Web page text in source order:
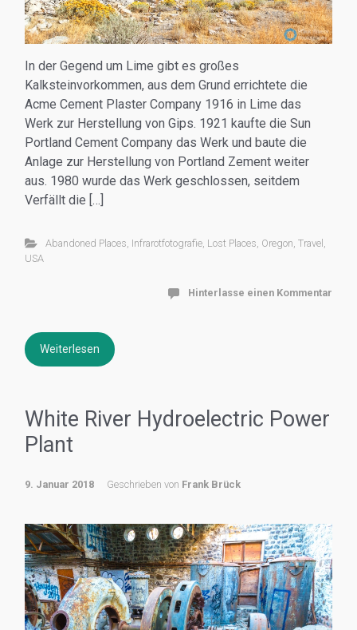
In der Gegend um Lime gibt es großes
Kalksteinvorkommen, aus dem Grund errichtete die
Acme Cement Plaster Company 1916 in Lime das
Werk zur Herstellung von Gips. 1921 kaufte die Sun
Portland Cement Company das Werk und baute die
Anlage zur Herstellung von Portland Zement weiter
aus. 1980 wurde das Werk geschlossen, seitdem
Verfällt die […]
Abandoned Places Infrarotfotografie, Lost Places Oregon Travel
USA
Hinterlasse einen Kommentar
Weiterlesen
White River Hydroelectric Power
Plant
9. Januar 2018 Geschrieben von Frank Brück